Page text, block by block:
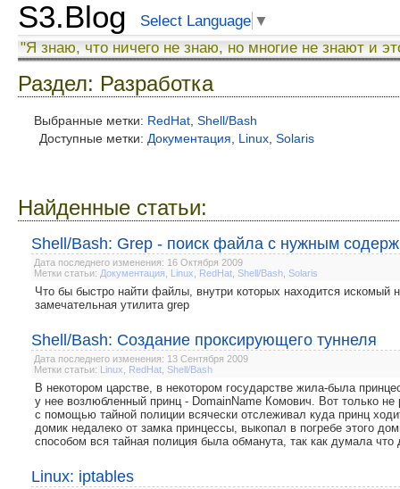
S3.Blog Select Language ▼
"Я знаю, что ничего не знаю, но многие не знают и
Раздел: Разработка
Выбранные метки: RedHat Shell/Bash
Доступные метки: Документация Linux Solaris
Найденные статьи:
Shell/Bash: Grep - поиск файла с нужным
Дата последнего изменения: 16 Октября 2009
Метки статьи: Документация Linux RedHat Shell/Bash Solaris
Что бы быстро найти файлы, внутри которых находится искомый
замечательная утилита grep
Shell/Bash: Создание проксирующего туннеля
Дата последнего изменения: 13 Сентября 2009
Метки статьи: Linux RedHat Shell/Bash
В некотором царстве, в некотором государстве жила-была
у нее возлюбленный принц - DomainName Комович. Вот только не
с помощью тайной полиции всячески отслеживал куда принц
домик недалеко от замка принцессы, выкопал в погребе этого
способом вся тайная полиция была обманута, так как думала
Linux: iptables